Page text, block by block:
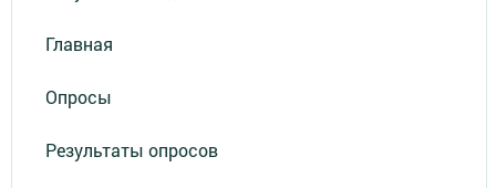
Главная
Опросы
Результаты опросов